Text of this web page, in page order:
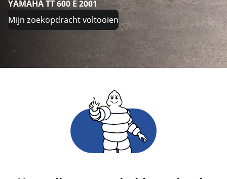
YAMAHA TT 600 E 2001
Mijn zoekopdracht voltooien